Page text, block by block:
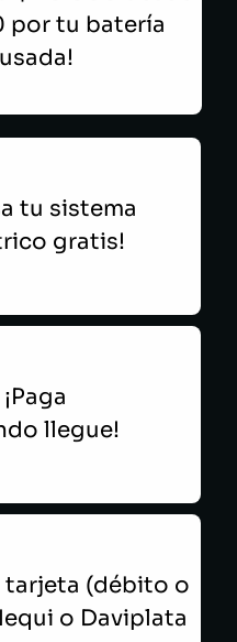
por tu batería
usada!
tu sistema
gratis!
¡Paga
llegue!
tarjeta (débito o
o Daviplata